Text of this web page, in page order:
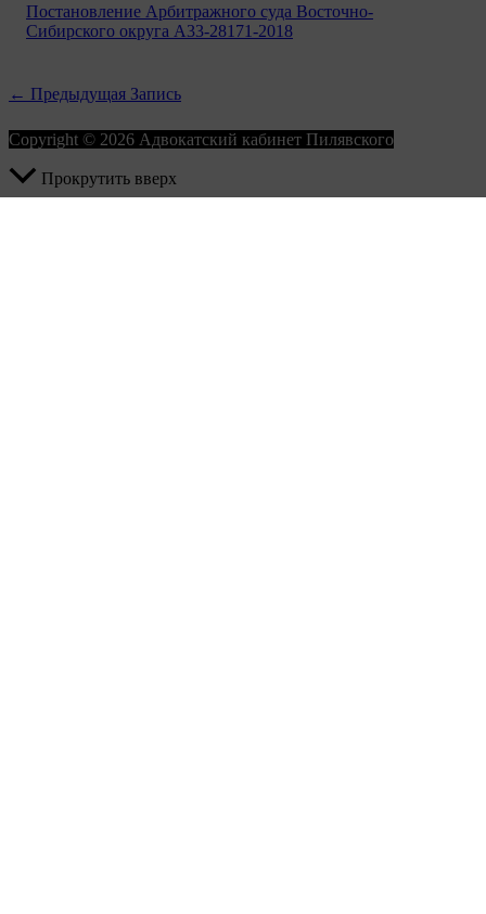
Постановление Арбитражного суда Восточно-
Сибирского округа A33-28171-2018
← Предыдущая Запись
Copyright © 2026 Адвокатский кабинет Пилявского
Прокрутить вверх